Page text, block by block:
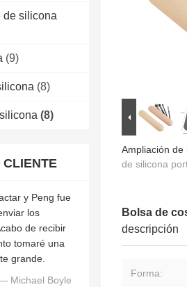
de silicona
(9)
(8)
(8)
CLIENTE
y Peng fue
los
de recibir
tomaré una
grande.
Michael Boyle
Ampliación de
de silicona
Bolsa de
descripción
Forma: